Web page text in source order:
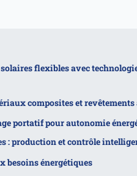
flexibles avec
composites et
portatif pour autonomie
: production et contrôle
besoins énergétiques